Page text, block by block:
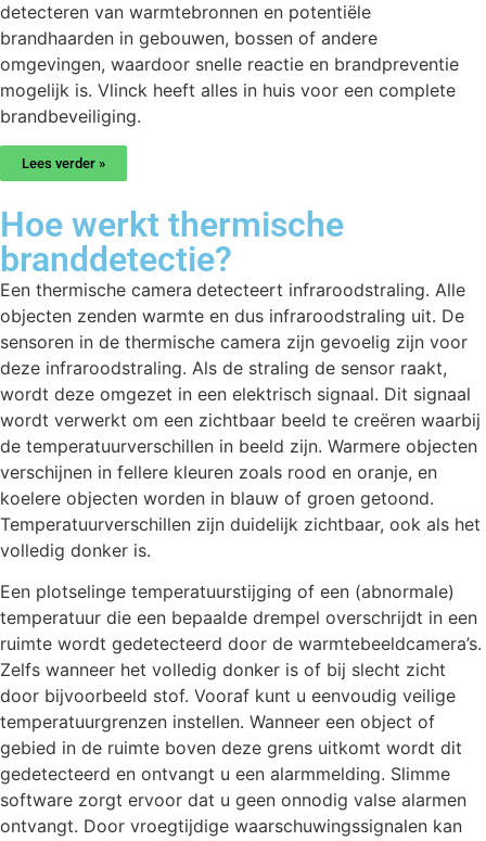
detecteren van warmtebronnen en potentiële
brandhaarden in gebouwen, bossen of andere
omgevingen, waardoor snelle reactie en brandpreventie
mogelijk is. Vlinck heeft alles in huis voor een complete
brandbeveiliging.
Lees verder »
Hoe werkt thermische
branddetectie?
Een thermische camera detecteert infraroodstraling. Alle
objecten zenden warmte en dus infraroodstraling uit. De
sensoren in de thermische camera zijn gevoelig zijn voor
deze infraroodstraling. Als de straling de sensor raakt,
wordt deze omgezet in een elektrisch signaal. Dit signaal
wordt verwerkt om een zichtbaar beeld te creëren waarbij
de temperatuurverschillen in beeld zijn. Warmere objecten
verschijnen in fellere kleuren zoals rood en oranje, en
koelere objecten worden in blauw of groen getoond.
Temperatuurverschillen zijn duidelijk zichtbaar, ook als het
volledig donker is.
Een plotselinge temperatuurstijging of een (abnormale)
temperatuur die een bepaalde drempel overschrijdt in een
ruimte wordt gedetecteerd door de warmtebeeldcamera’s.
Zelfs wanneer het volledig donker is of bij slecht zicht
door bijvoorbeeld stof. Vooraf kunt u eenvoudig veilige
temperatuurgrenzen instellen. Wanneer een object of
gebied in de ruimte boven deze grens uitkomt wordt dit
gedetecteerd en ontvangt u een alarmmelding. Slimme
software zorgt ervoor dat u geen onnodig valse alarmen
ontvangt. Door vroegtijdige waarschuwingssignalen kan